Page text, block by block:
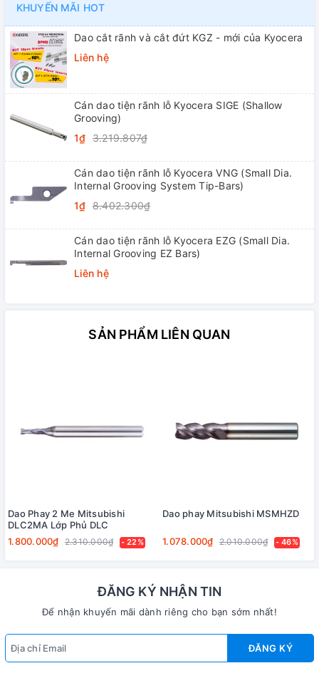
KHUYẾN MÃI HOT
Dao cắt rãnh và cắt đứt KGZ - mới của Kyocera
Liên hệ
Cán dao tiện rãnh lỗ Kyocera SIGE (Shallow
Grooving)
1₫ 3.219.807₫
Cán dao tiện rãnh lỗ Kyocera VNG (Small Dia.
Internal Grooving System Tip-Bars)
1₫ 8.402.300₫
Cán dao tiện rãnh lỗ Kyocera EZG (Small Dia.
Internal Grooving EZ Bars)
Liên hệ
SẢN PHẨM LIÊN QUAN
Dao Phay 2 Me Mitsubishi
DLC2MA Lớp Phủ DLC
1.800.000₫ 2.310.000₫ - 22%
Dao phay Mitsubishi MSMHZD
1.078.000₫ 2.010.000₫ - 46%
ĐĂNG KÝ NHẬN TIN
Để nhận khuyến mãi dành riêng cho bạn sớm nhất!
ĐĂNG KÝ